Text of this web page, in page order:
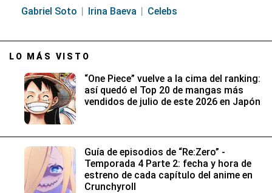
Gabriel Soto Irina Baeva Celebs
LO MÁS VISTO
“One Piece” vuelve a la cima del ranking:
así quedó el Top 20 de mangas más
vendidos de julio de este 2026 en Japón
Guía de episodios de “Re:Zero” -
Temporada 4 Parte 2: fecha y hora de
estreno de cada capítulo del anime en
Crunchyroll